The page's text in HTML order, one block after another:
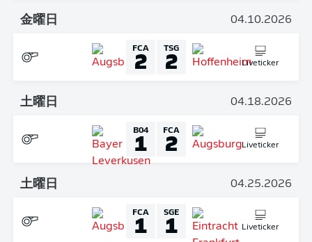
金曜日 04.10.2026
FCA
2 TSG
2 Liveticker
土曜日 04.18.2026
B04
1 FCA
2 Liveticker
土曜日 04.25.2026
FCA
1 SGE
1 Liveticker